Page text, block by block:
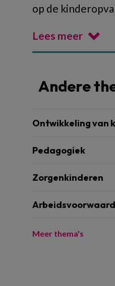
op de
Lees meer
Andere
Ontwikkeling van
Pedagogiek
Zorgenkinderen
Meer thema's